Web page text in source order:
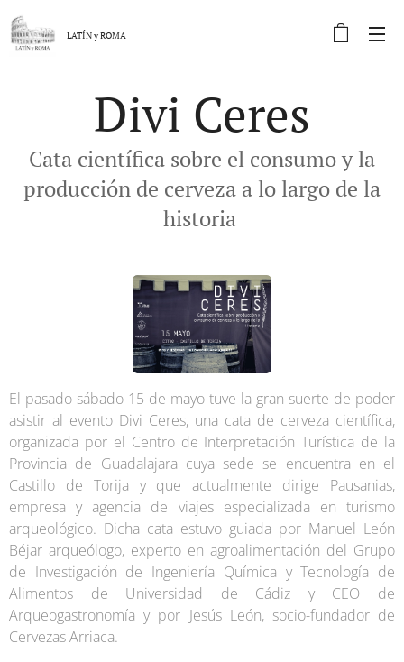
LATÍN yROMA
Divi Ceres
Cata científica sobre el consumo y la
producción de cerveza a lo largo de la
historia
El pasado sábado 15 de mayo tuve la gran suerte de poder
asistir al evento Divi Ceres, una cata de cerveza científica,
organizada por el Centro de Interpretación Turística de la
Provincia de Guadalajara cuya sede se encuentra en el
Castillo de Torija y que actualmente dirige Pausanias,
empresa y agencia de viajes especializada en turismo
arqueológico. Dicha cata estuvo guiada por Manuel León
Béjar arqueólogo, experto en agroalimentación del Grupo
de Investigación de Ingeniería Química y Tecnología de
Alimentos de Universidad de Cádiz y CEO de
Arqueogastronomía y por Jesús León, socio-fundador de
Cervezas Arriaca.